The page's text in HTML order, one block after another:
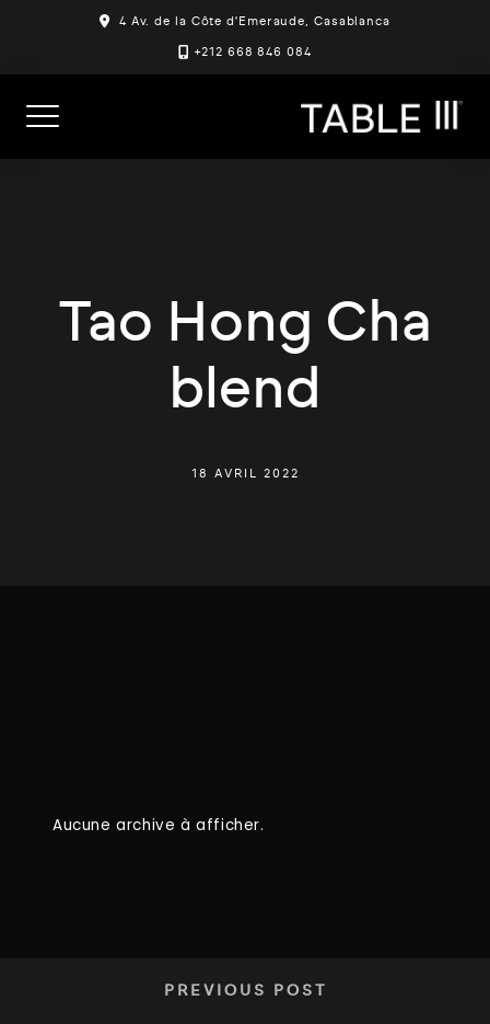
4 Av. de la Côte d'Emeraude, Casablanca
+212 668 846 084
Tao Hong Cha
blend
18 AVRIL 2022
Aucune archive à afficher.
PREVIOUS POST